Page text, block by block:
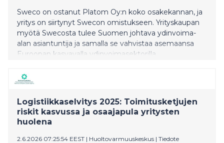
Sweco on ostanut Platom Oy:n koko osakekannan, ja
yritys on siirtynyt Swecon omistukseen. Yrityskaupan
myötä Swecosta tulee Suomen johtava ydinvoima-
alan asiantuntija ja samalla se vahvistaa asemaansa
Euroopan kasvavalla ydinvoimasektorilla.
Logistiikkaselvitys 2025: Toimitusketjujen
riskit kasvussa ja osaajapula yritysten
huolena
2.6.2026 07:25:54 EEST | Huoltovarmuuskeskus | Tiedote